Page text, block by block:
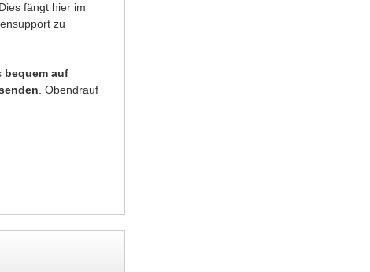
fängt hier im
zu
bequem auf
. Obendrauf